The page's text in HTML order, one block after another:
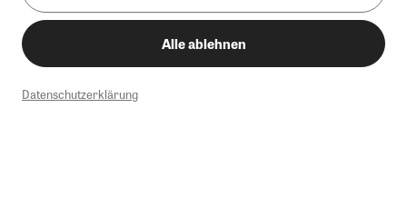
Alle ablehnen
Datenschutzerklärung